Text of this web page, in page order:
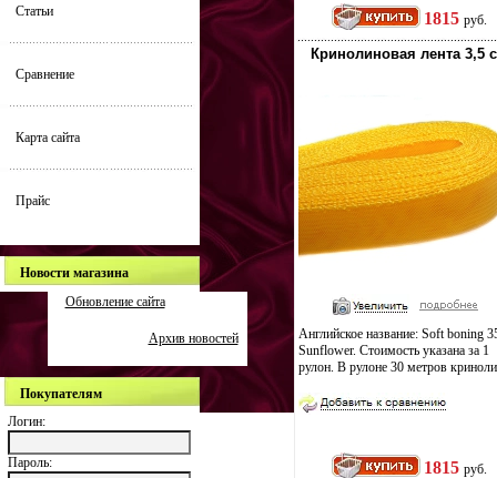
Статьи
Сравнение
Карта сайта
Прайс
Новости магазина
Обновление сайта
Архив новостей
Покупателям
Логин:
Пароль:
1815 руб.
Кринолиновая лента 3,5
Английское название: Soft boning
Sunflower. Стоимость указана за 1
рулон. В рулоне 30 метров
1815 руб.